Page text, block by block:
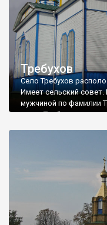
Требухов
Село Требухов
Имеет сельский
мужчиной по фамилии
месте Требухов